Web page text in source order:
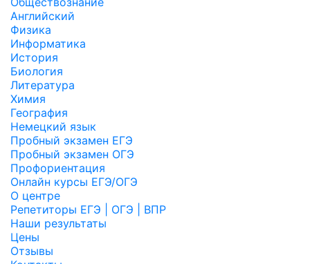
Английский
Физика
Информатика
История
Биология
Литература
Химия
География
Немецкий язык
Пробный экзамен ЕГЭ
Пробный экзамен ОГЭ
Профориентация
Онлайн курсы ЕГЭ/ОГЭ
О центре
Репетиторы ЕГЭ | ОГЭ | ВПР
Наши результаты
Цены
Отзывы